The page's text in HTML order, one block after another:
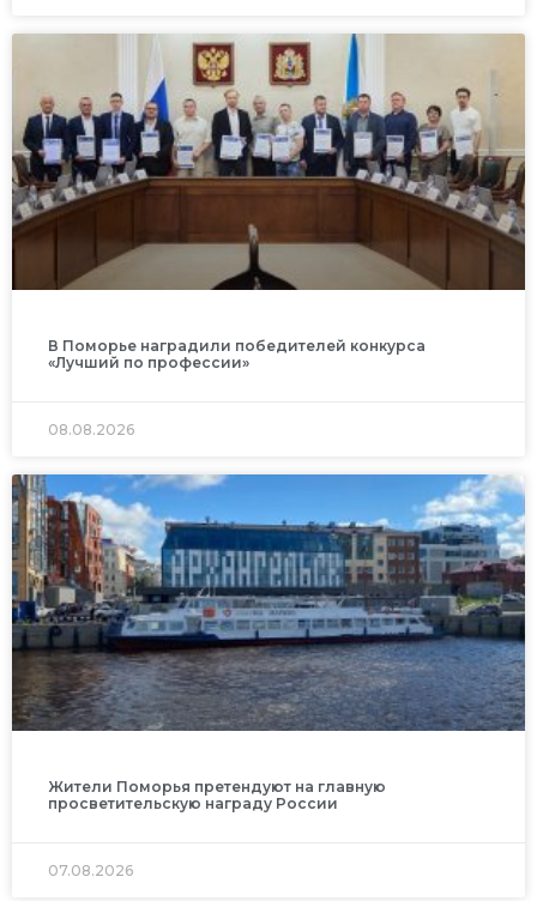
В Поморье наградили победителей конкурса
«Лучший по профессии»
08.08.2026
Жители Поморья претендуют на главную
просветительскую награду России
07.08.2026